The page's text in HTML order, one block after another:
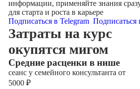
информации, применяйте знания
для старта и роста в карьере
Подписаться в Telegram Подписаться
Затраты на курс
окупятся мигом
Cредние расценки в нише
сеанс у семейного консультанта от
5000 ₽